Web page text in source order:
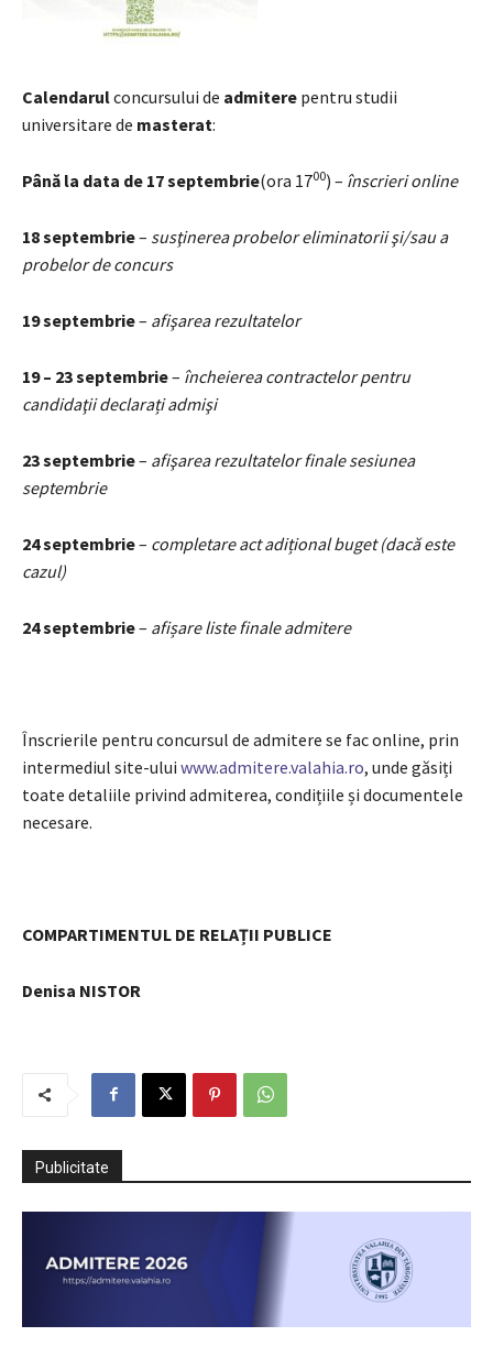
Calendarulconcursului de admitere pentru studii
universitare de masterat:
Până la data de 17 septembrie(ora 1700) – înscrieri online
18 septembrie– susţinerea probelor eliminatorii şi/sau a
probelor de concurs
19 septembrie– afişarea rezultatelor
19 – 23 septembrie– încheierea contractelor pentru
candidaţii declarați admişi
23 septembrie– afişarea rezultatelor finale sesiunea
septembrie
24 septembrie– completare act adițional buget (dacă este
cazul)
24 septembrie– afișare liste finale admitere
Înscrierile pentru concursul de admitere se fac online, prin
intermediul site-ului www.admitere.valahia.ro, unde găsiți
toate detaliile privind admiterea, condițiile și documentele
necesare.
COMPARTIMENTUL DE RELAȚII PUBLICE
Denisa NISTOR
Publicitate